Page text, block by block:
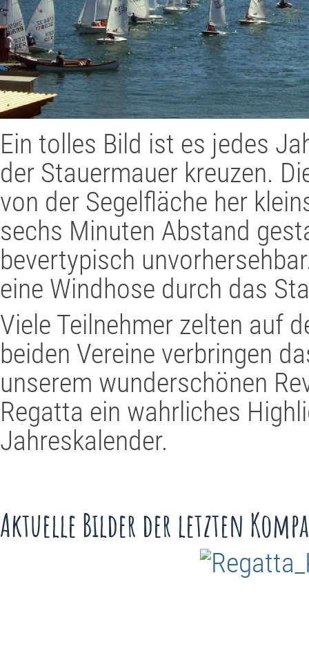
Ein tolles Bild ist es jedes
der Stauermauer kreuzen.
von der Segelfläche her
sechs Minuten Abstand
bevertypisch
eine Windhose durch das
Viele Teilnehmer zelten auf
beiden Vereine verbringen
unserem wunderschönen
Regatta ein wahrliches
Jahreskalender.
Aktuelle Bilder der letzten